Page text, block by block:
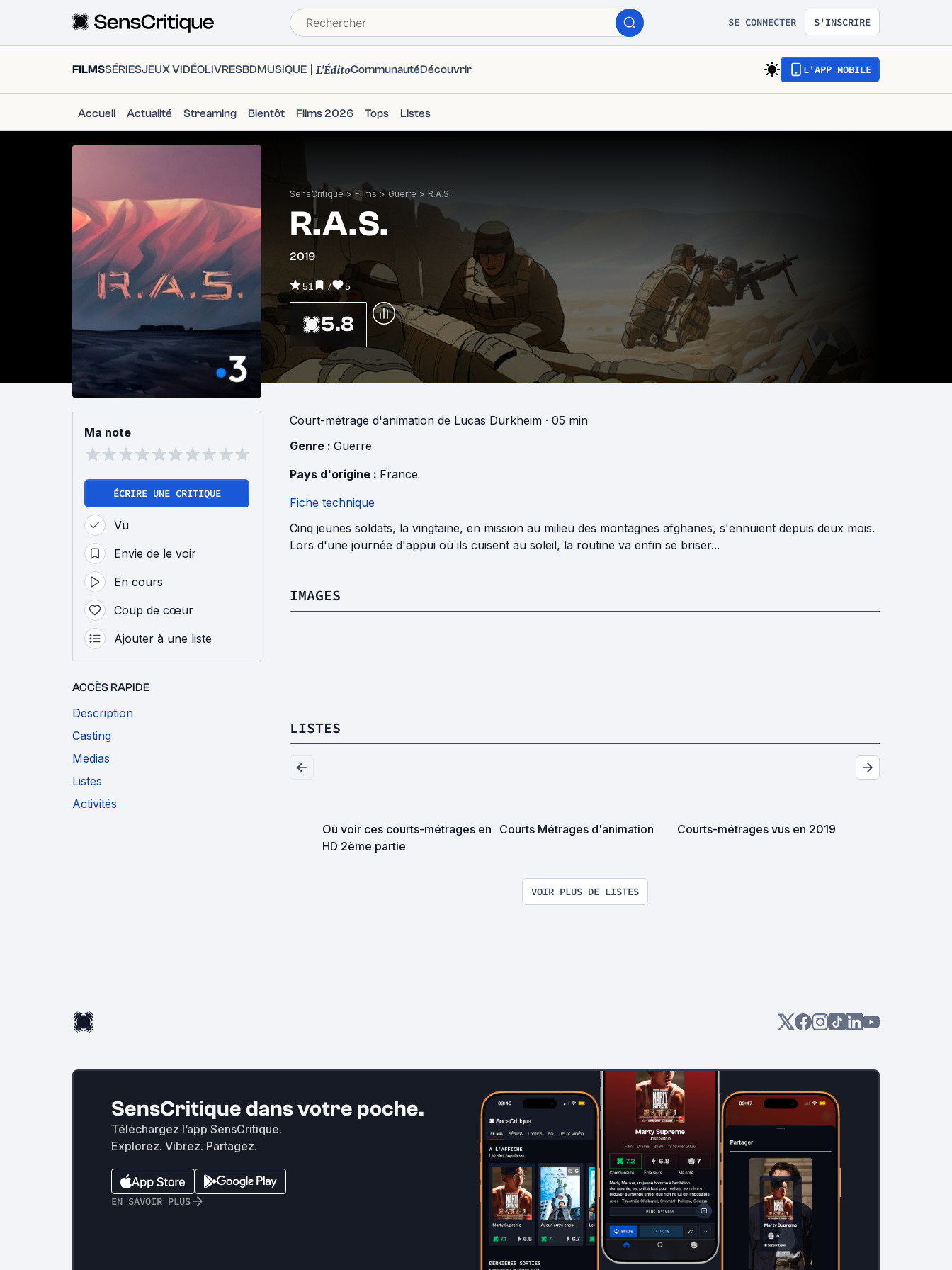
SE CONNECTER S'INSCRIRE
FILMSSÉRIESJEUX VIDÉOLIVRESBDMUSIQUE L'ÉditoCommunautéDécouvrir L'APP MOBILE
Accueil Actualité Streaming Bientôt Films 2026 Tops Listes
SensCritique > Films > Guerre > R.A.S.
R.A.S.
2019
51 7 5
5.8
Ma note
ÉCRIRE UNE CRITIQUE
Vu
Envie de le voir
En cours
Coup de cœur
Ajouter à une liste
ACCÈS RAPIDE
Description
Casting
Medias
Listes
Activités
Court-métrage d'animation de Lucas Durkheim · 05 min
Genre : Guerre
Pays d'origine : France
Fiche technique
Cinq jeunes soldats, la vingtaine, en mission au milieu des montagnes afghanes, s'ennuient depuis deux mois.
Lors d'une journée d'appui où ils cuisent au soleil, la routine va enfin se briser...
IMAGES
LISTES
Où voir ces courts-métrages en
HD 2ème partie
Courts Métrages d'animation Courts-métrages vus en 2019
VOIR PLUS DE LISTES
SensCritique dans votre poche.
Téléchargez l’app SensCritique.
Explorez. Vibrez. Partagez.
EN SAVOIR PLUS